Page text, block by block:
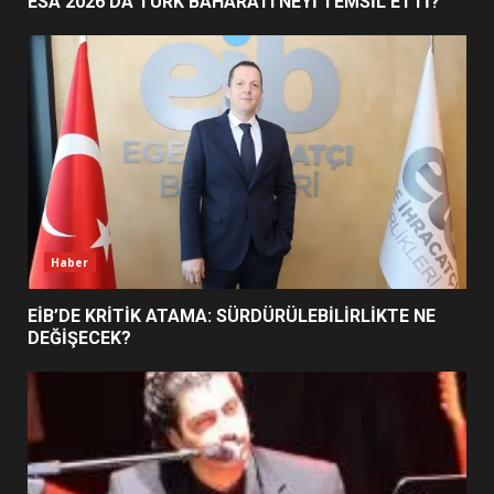
5
UZATILDI: NE DEĞİŞTİ?
6
BURHANİYE SATRANÇ
TURNUVASI KAYITLARI NEYİ
DEĞİŞTİRİYOR?
BURHANİYE BELEDİYESPOR’DA
YENİ YÖNETİM NASIL
Haber
EİB’DE KRİTİK ATAMA: SÜRDÜRÜLEBİLİRLİKTE NE
DEĞİŞECEK?